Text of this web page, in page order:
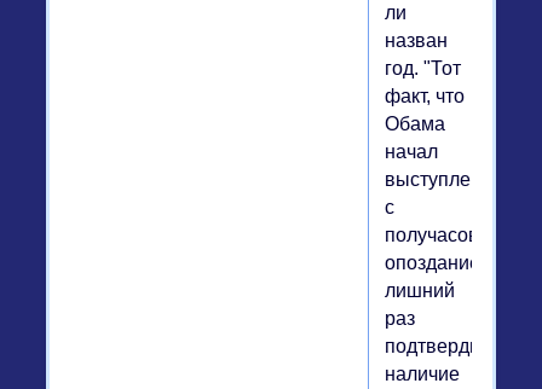
ли
назван
год. "Тот
факт, что
Обама
начал
выступление
с
получасовым
опозданием,
лишний
раз
подтвердил
наличие